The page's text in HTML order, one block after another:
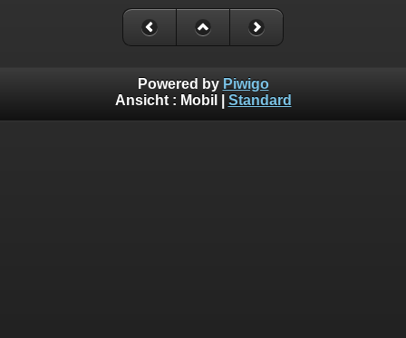
Powered by Piwigo
Ansicht : Mobil Standard